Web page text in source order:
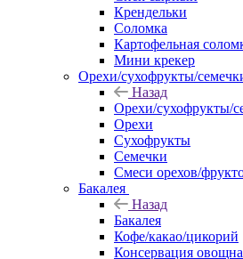
Крендельки
Соломка
Картофельная
Мини крекер
Орехи/сухофрукты/
Назад
Орехи/сухофрукты/
Орехи
Сухофрукты
Семечки
Смеси орехов/
Бакалея
Назад
Бакалея
Кофе/какао/цикорий
Консервация